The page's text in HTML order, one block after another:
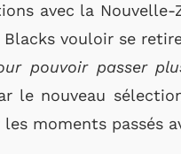
avec la
Blacks vouloir se
pouvoir passer
le nouveau
moments passés